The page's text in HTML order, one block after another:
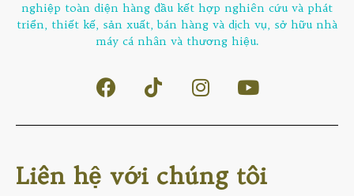
nghiệp toàn diện hàng đầu kết hợp nghiên cứu và phát
triển, thiết kế, sản xuất, bán hàng và dịch vụ, sở hữu nhà
máy cá nhân và thương hiệu.
Liên hệ với chúng tôi